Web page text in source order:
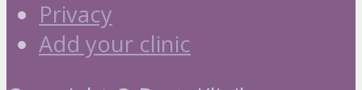
Privacy
Add your clinic